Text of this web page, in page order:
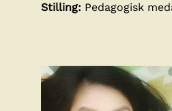
Stilling: Pedagogisk